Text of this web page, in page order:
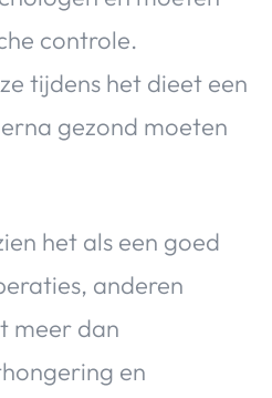
controle.
tijdens het dieet een
gezond moeten
het als een goed
anderen
meer dan
en